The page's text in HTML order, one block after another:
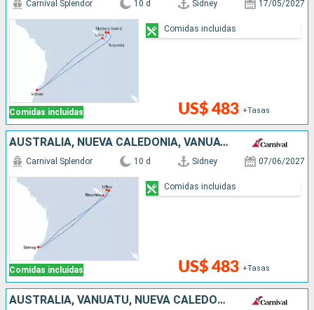
Comidas incluidas
Carnival Splendor 10 d Sidney 17/05/2027
US$ 483 +Tasas
Comidas incluidas
AUSTRALIA, NUEVA CALEDONIA, VANUATU
Comidas incluidas
Carnival Splendor 10 d Sidney 07/06/2027
US$ 483 +Tasas
Comidas incluidas
AUSTRALIA, VANUATU, NUEVA CALEDONIA